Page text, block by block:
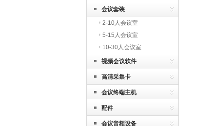
会议套装
2-10人会议室
5-15人会议室
10-30人会议室
视频会议软件
高清采集卡
会议终端主机
配件
会议音频设备